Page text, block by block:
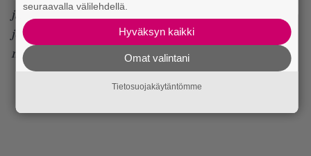
ja niin alas painuimme
jonnekin unholaan
mistä ei löydä meitä kukaan
seuraavalla välilehdellä.
Hyväksyn kaikki
Omat valintani
Tietosuojakäytäntömme